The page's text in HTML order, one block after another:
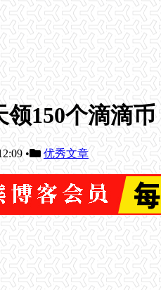
150个滴滴币
• 优秀文章